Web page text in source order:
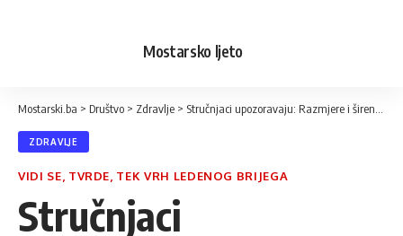
Mostarsko ljeto
Mostarski.ba > Društvo > Zdravlje > Stručnjaci upozoravaju: Razmjere i širenje smrtonosnog virusa ebole veći nego što pokazuju podaci
ZDRAVLJE
VIDI SE, TVRDE, TEK VRH LEDENOG BRIJEGA
Stručnjaci